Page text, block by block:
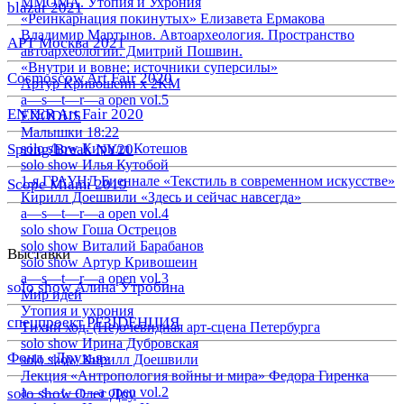
blazar 2021
АРТ Москва 2021
Cosmoscow Art Fair 2020
ENTER Art Fair 2020
Spring/Break NY20
Scope Miami 2019
Выставки
solo show Алина Утробина
спецпроект РЕЗIDЕНЦИЯ
Фонд «Друзья»
solo show Олег Доу
«Реинкарнация покинутых» Елизавета Ермакова
Владимир Мартынов. Автоархеология. Пространство
автоархеологии. Дмитрий Пошвин.
«Внутри и вовне: источники суперсилы»
Артур Кривошеин х 2КМ
a—s—t—r—a open vol.5
EXODUS
Малышки 18:22
solo show Кирилл Котешов
solo show Илья Кутобой
1-я ГРАУНД Биеннале «Текстиль в современном искусстве»
Кирилл Доешвили «Здесь и сейчас навсегда»
a—s—t—r—a open vol.4
solo show Гоша Острецов
solo show Виталий Барабанов
solo show Артур Кривошеин
a—s—t—r—a open vol.3
Мир идей
Утопия и ухрония
Тихий ход. (Не)очевидная арт-сцена Петербурга
solo show Ирина Дубровская
solo show Кирилл Доешвили
Лекция «Антропология войны и мира» Федора Гиренка
a—s—t—r—a open vol.2